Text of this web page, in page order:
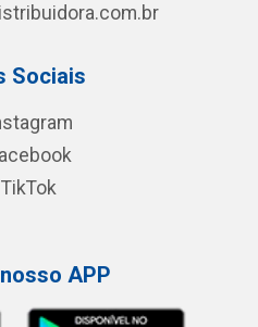
Sociais
TikTok
APP